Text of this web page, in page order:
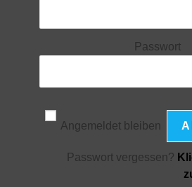
Passwort
Angemeldet bleiben
Passwort vergessen?